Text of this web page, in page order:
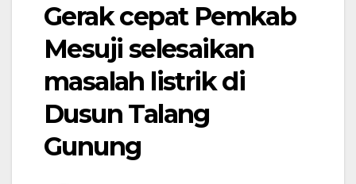
Gerak cepat Pemkab
Mesuji selesaikan
masalah listrik di
Dusun Talang
Gunung